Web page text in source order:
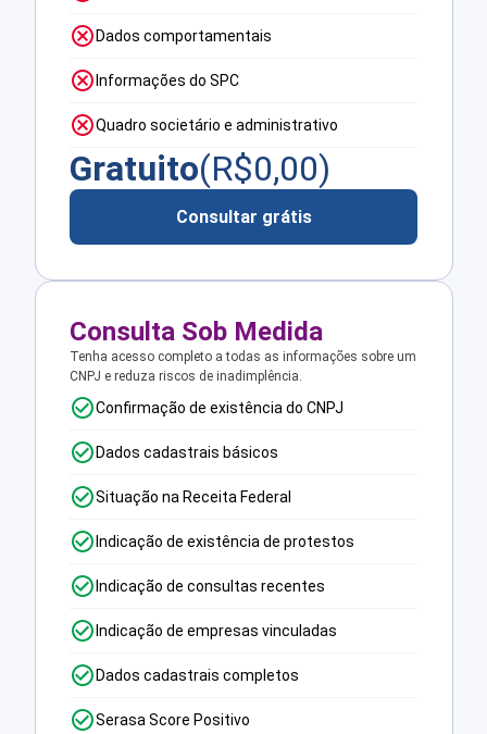
Dados comportamentais
Informações do SPC
Quadro societário e administrativo
Gratuito(R$0,00)
Consultar grátis
Consulta Sob Medida
Tenha acesso completo a todas as informações sobre um
CNPJ e reduza riscos de inadimplência.
Confirmação de existência do CNPJ
Dados cadastrais básicos
Situação na Receita Federal
Indicação de existência de protestos
Indicação de consultas recentes
Indicação de empresas vinculadas
Dados cadastrais completos
Serasa Score Positivo